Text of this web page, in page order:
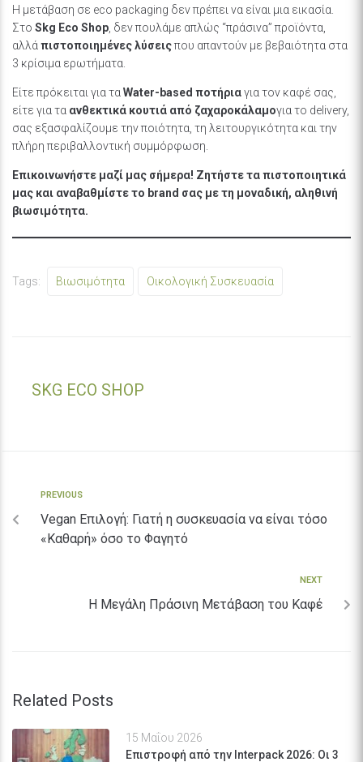
Η μετάβαση σε eco packaging δεν πρέπει να είναι μια εικασία.
Στο Skg Eco Shop , δεν πουλάμε απλώς “πράσινα” προϊόντα,
αλλά πιστοποιημένες λύσειςπου απαντούν με βεβαιότητα στα
3 κρίσιμα ερωτήματα.
Είτε πρόκειται για τα Water-based ποτήριαγια τον καφέ σας,
είτε για τα ανθεκτικά κουτιά από ζαχαροκάλαμογια το delivery,
σας εξασφαλίζουμε την ποιότητα, τη λειτουργικότητα και την
πλήρη περιβαλλοντική συμμόρφωση.
Επικοινωνήστε μαζί μας σήμερα! Ζητήστε τα πιστοποιητικά
μας και αναβαθμίστε το brand σας με τη μοναδική, αληθινή
βιωσιμότητα.
Tags: Βιωσιμότητα Οικολογική Συσκευασία
SKG ECO SHOP
PREVIOUS
Vegan Επιλογή: Γιατή η συσκευασία να είναι τόσο
«Καθαρή» όσο το Φαγητό
NEXT
Η Μεγάλη Πράσινη Μετάβαση του Καφέ
Related Posts
15 Μαΐου 2026
Επιστροφή από την Interpack 2026: Οι 3